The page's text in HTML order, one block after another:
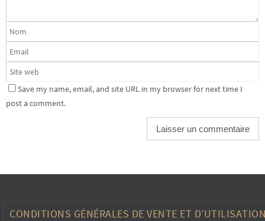
Save my name, email, and site URL in my browser for next time I
post a comment.
CONDITIONS GÉNÉRALES DE VENTE ET